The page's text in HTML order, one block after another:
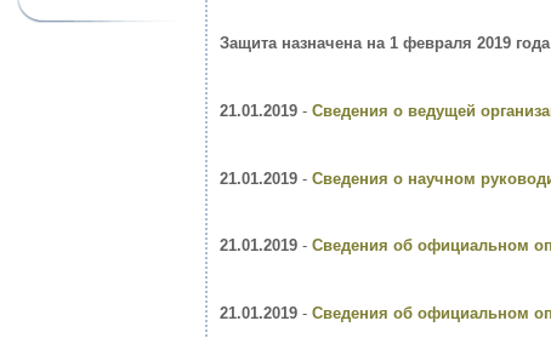
Защита назначена на 1 февраля 2019
21.01.2019 - Сведения о ведущей
21.01.2019 - Сведения о научном
21.01.2019 - Сведения об официальном
21.01.2019 - Сведения об официальном